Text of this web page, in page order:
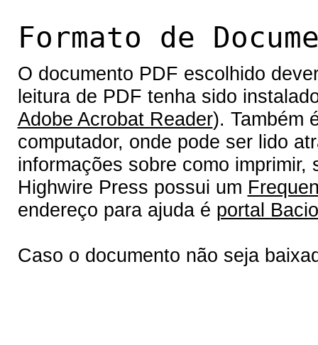
Formato de
O documento PDF escolhido
leitura de PDF tenha sido
Adobe Acrobat Reader). Também
computador, onde pode ser lido
informações sobre como
Highwire Press possui um
endereço para ajuda é portal
Caso o documento não seja